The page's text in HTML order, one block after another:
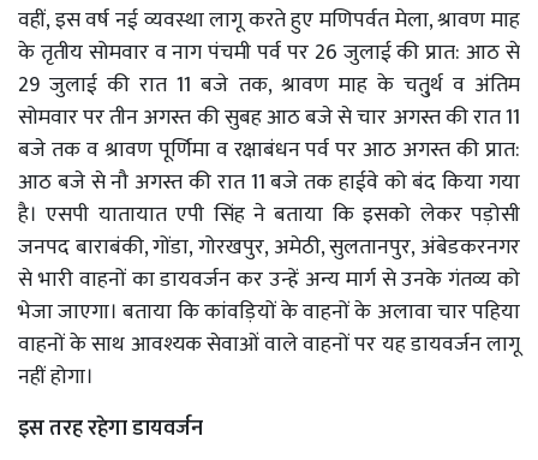
वहीं, इस वर्ष नई व्यवस्था लागू करते हुए मणिपर्वत मेला, श्रावण माह
के तृतीय सोमवार व नाग पंचमी पर्व पर 26 जुलाई की प्रात: आठ से
29 जुलाई की रात 11 बजे तक, श्रावण माह के चतु्र्थ व अंतिम
सोमवार पर तीन अगस्त की सुबह आठ बजे से चार अगस्त की रात 11
बजे तक व श्रावण पूर्णिमा व रक्षाबंधन पर्व पर आठ अगस्त की प्रात:
आठ बजे से नौ अगस्त की रात 11 बजे तक हाईवे को बंद किया गया
है। एसपी यातायात एपी सिंह ने बताया कि इसको लेकर पड़ोसी
जनपद बाराबंकी, गोंडा, गोरखपुर, अमेठी, सुलतानपुर, अंबेडकरनगर
से भारी वाहनों का डायवर्जन कर उन्हें अन्य मार्ग से उनके गंतव्य को
भेजा जाएगा। बताया कि कांवड़ियों के वाहनों के अलावा चार पहिया
वाहनों के साथ आवश्यक सेवाओं वाले वाहनों पर यह डायवर्जन लागू
नहीं होगा।
इस तरह रहेगा डायवर्जन